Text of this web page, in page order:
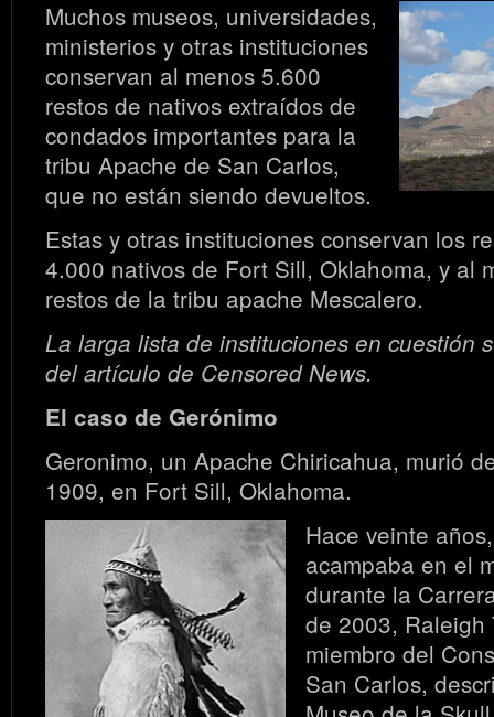
Muchos museos, universidades,
ministerios y otras instituciones
conservan al menos 5.600
restos de nativos extraídos de
condados importantes para la
tribu Apache de San Carlos,
que no están siendo devueltos.
Estas y otras instituciones conservan los
4.000 nativos de Fort Sill, Oklahoma, y al
restos de la tribu apache Mescalero.
La larga lista de instituciones en cuestión
del artículo de Censored News.
El caso de Gerónimo
Geronimo, un Apache Chiricahua, murió
1909, en Fort Sill, Oklahoma.
Hace veinte
acampaba en el
durante la
de 2003, Raleigh
miembro del
San Carlos,